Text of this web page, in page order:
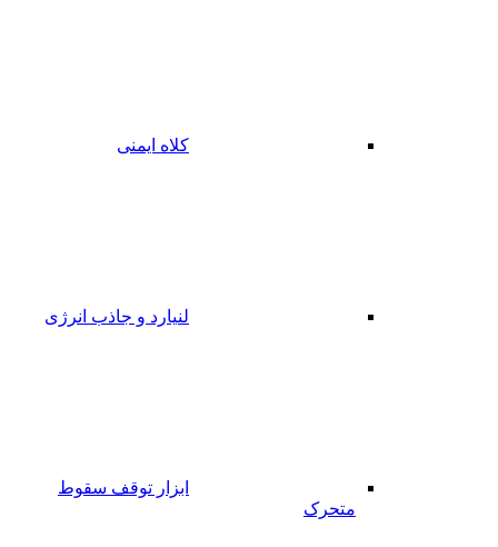
کلاه ایمنی
لنیارد و جاذب انرژی
ابزار توقف سقوط
متحرک